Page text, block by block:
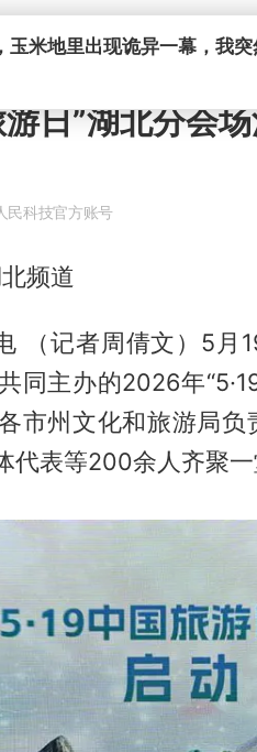
玉米地里出现诡异一幕，我
日”湖北分会
民科技官方账号
频道
（记者周倩文）5月
同主办的2026年
市州文化和旅游局
代表等200余人齐聚一